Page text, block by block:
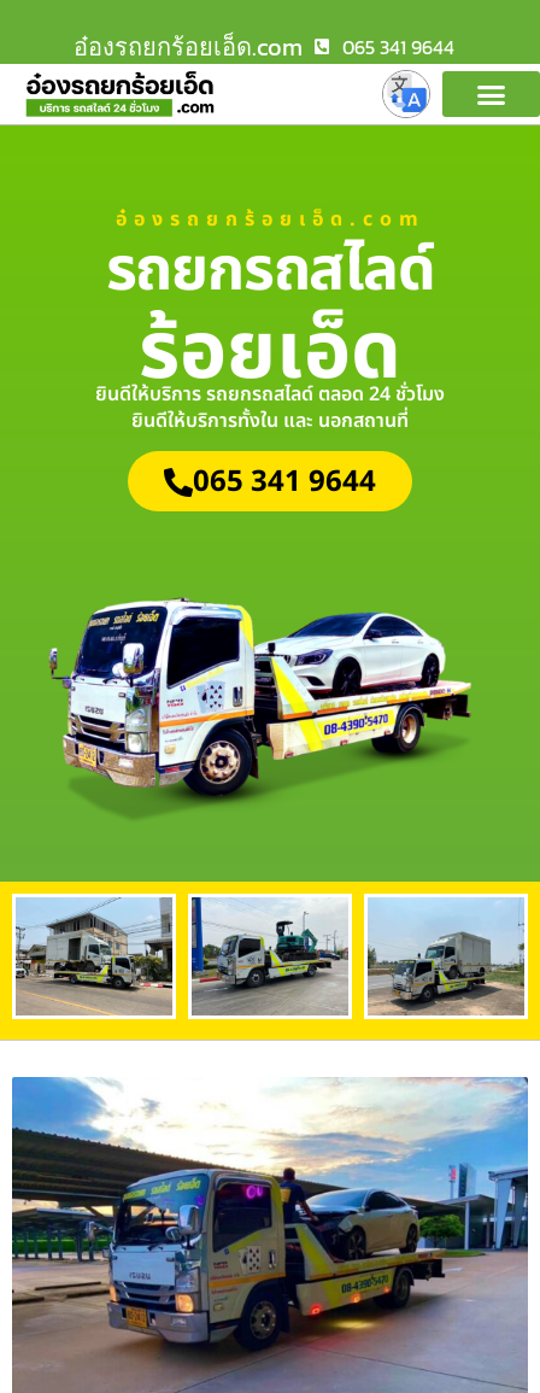
อ๋องรถยกร้อยเอ็ด.com 065 341 9644
อ๋องรถยกร้อยเอ็ด.com
รถยกรถสไลด์
ร้อยเอ็ด
ยินดีให้บริการ รถยกรถสไลด์ ตลอด 24 ชั่วโมง
ยินดีให้บริการทั้งใน และ นอกสถานที่
065 341 9644